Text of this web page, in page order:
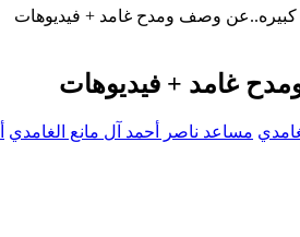
كبيره..عن وصف ومدح غامد + فيديوهات
غامد + فيديوهات
مساعد ناصر أحمد آل مانع الغامدي